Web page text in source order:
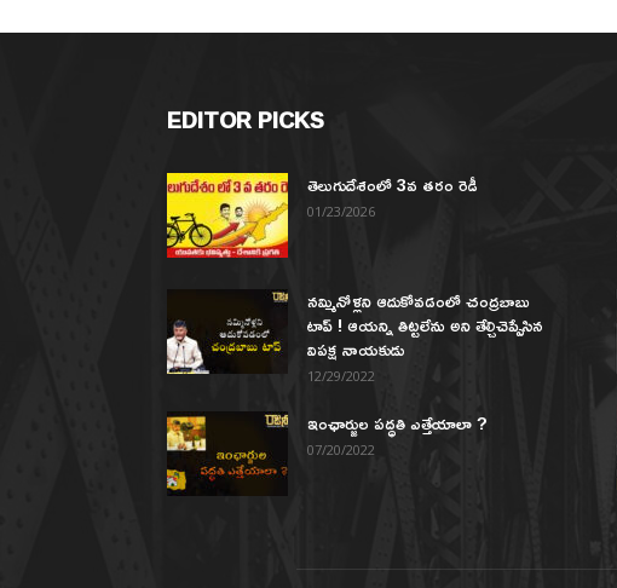
EDITOR PICKS
తెలుగుదేశంలో 3వ తరం రెడీ
01/23/2026
నమ్మినోళ్లని ఆదుకోవడంలో చంద్రబాబు
టాప్ ! ఆయన్ని తిట్టలేను అని తేల్చిచెప్పేసిన
విపక్ష నాయకుడు
12/29/2022
ఇంఛార్జుల పద్ధతి ఎత్తేయాలా ?
07/20/2022